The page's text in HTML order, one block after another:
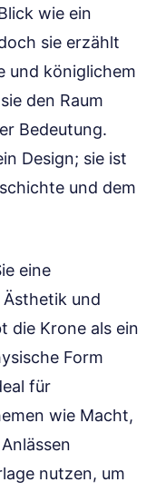
wie ein
sie erzählt
und königlichem
den Raum
Bedeutung.
Design; sie ist
und dem
eine
und
die Krone als ein
Form
für
wie Macht,
nutzen, um